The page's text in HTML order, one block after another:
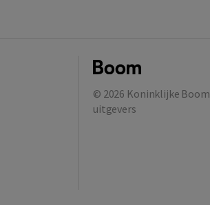
© 2026 Koninklijke Boom
uitgevers